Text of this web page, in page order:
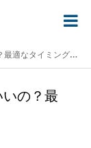
ミングなどをご紹介！
の？最